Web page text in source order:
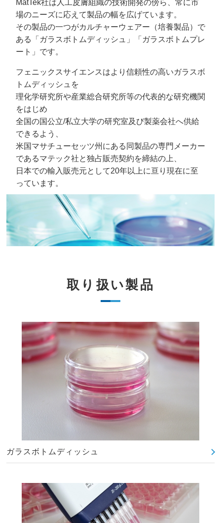
MatTek社は人工皮膚組織の技術開発の傍ら、常に市
場のニーズに応えて製品の幅を広げています。
その製品の一つがカルチャーウェアー（培養製品）で
ある「ガラスボトムディッシュ」「ガラスボトムプレ
ート」です。
フェニックスサイエンスはより信頼性の高いガラスボ
トムディッシュを
理化学研究所や産業総合研究所等の代表的な研究機関
をはじめ
全国の国公立/私立大学の研究室及び製薬会社へ供給
できるよう、
米国マサチューセッツ州にある同製品の専門メーカー
であるマテック社と独占販売契約を締結の上、
日本での輸入販売元として20年以上に亘り現在に至
っています。
取り扱い製品
ガラスボトムディッシュ